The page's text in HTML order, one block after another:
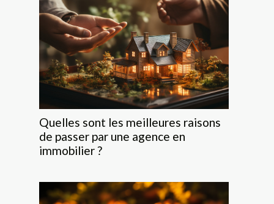
Quelles sont les meilleures raisons
de passer par une agence en
immobilier ?